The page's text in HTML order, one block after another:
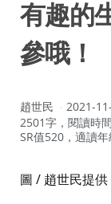
有趣的
參哦！
作
者：
趙世民
2021-
2501字，閱讀時
SR值520，適讀
圖 / 趙世民提供